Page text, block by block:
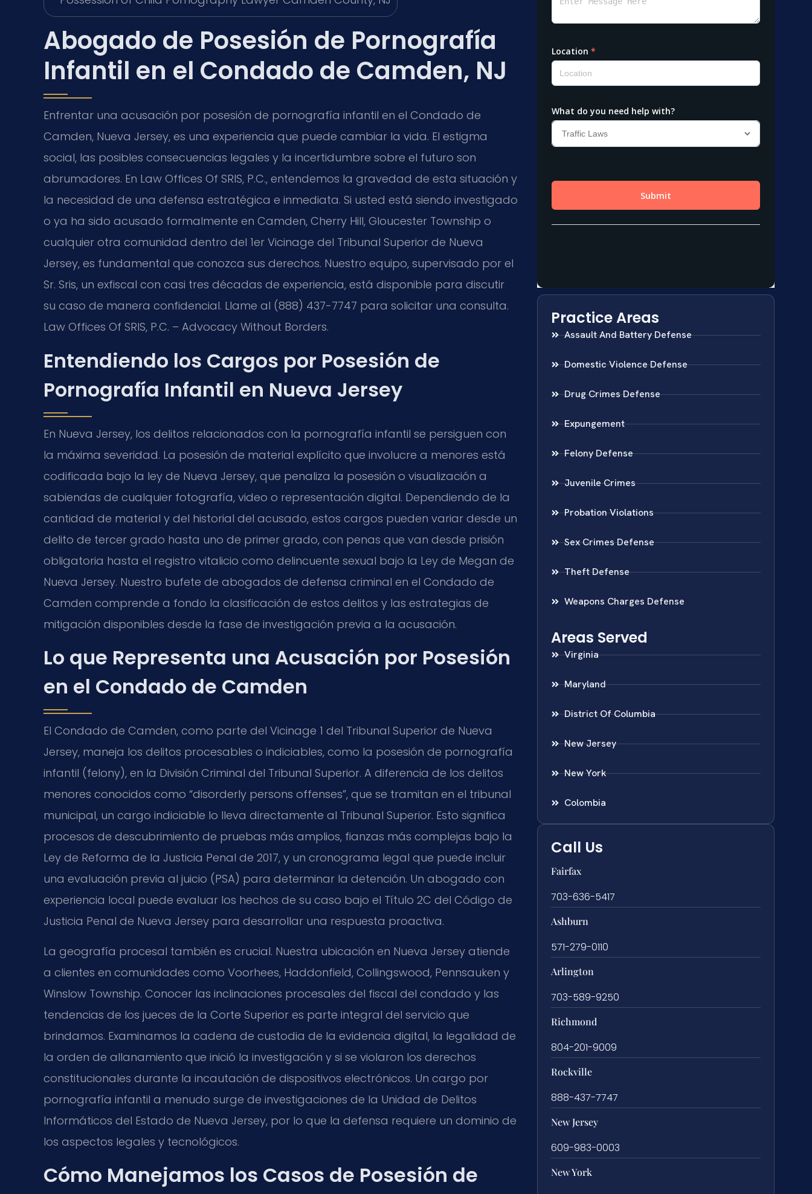
Abogado de Posesión de Pornografía
Infantil en el Condado de Camden, NJ
Enfrentar una acusación por posesión de pornografía infantil en el Condado de
Camden, Nueva Jersey, es una experiencia que puede cambiar la vida. El estigma
social, las posibles consecuencias legales y la incertidumbre sobre el futuro son
abrumadores. En Law Offices Of SRIS, P.C., entendemos la gravedad de esta situación y
la necesidad de una defensa estratégica e inmediata. Si usted está siendo investigado
o ya ha sido acusado formalmente en Camden, Cherry Hill, Gloucester Township o
cualquier otra comunidad dentro del 1er Vicinage del Tribunal Superior de Nueva
Jersey, es fundamental que conozca sus derechos. Nuestro equipo, supervisado por el
Sr. Sris, un exfiscal con casi tres décadas de experiencia, está disponible para discutir
su caso de manera confidencial. Llame al (888) 437-7747 para solicitar una consulta.
Law Offices Of SRIS, P.C. – Advocacy Without Borders.
Entendiendo los Cargos por Posesión de
Pornografía Infantil en Nueva Jersey
En Nueva Jersey, los delitos relacionados con la pornografía infantil se persiguen con
la máxima severidad. La posesión de material explícito que involucre a menores está
codificada bajo la ley de Nueva Jersey, que penaliza la posesión o visualización a
sabiendas de cualquier fotografía, video o representación digital. Dependiendo de la
cantidad de material y del historial del acusado, estos cargos pueden variar desde un
delito de tercer grado hasta uno de primer grado, con penas que van desde prisión
obligatoria hasta el registro vitalicio como delincuente sexual bajo la Ley de Megan de
Nueva Jersey. Nuestro bufete de abogados de defensa criminal en el Condado de
Camden comprende a fondo la clasificación de estos delitos y las estrategias de
mitigación disponibles desde la fase de investigación previa a la acusación.
Lo que Representa una Acusación por Posesión
en el Condado de Camden
El Condado de Camden, como parte del Vicinage 1 del Tribunal Superior de Nueva
Jersey, maneja los delitos procesables o indiciables, como la posesión de pornografía
infantil (felony), en la División Criminal del Tribunal Superior. A diferencia de los delitos
menores conocidos como “disorderly persons offenses”, que se tramitan en el tribunal
municipal, un cargo indiciable lo lleva directamente al Tribunal Superior. Esto significa
procesos de descubrimiento de pruebas más amplios, fianzas más complejas bajo la
Ley de Reforma de la Justicia Penal de 2017, y un cronograma legal que puede incluir
una evaluación previa al juicio (PSA) para determinar la detención. Un abogado con
experiencia local puede evaluar los hechos de su caso bajo el Título 2C del Código de
Justicia Penal de Nueva Jersey para desarrollar una respuesta proactiva.
La geografía procesal también es crucial. Nuestra ubicación en Nueva Jersey atiende
a clientes en comunidades como Voorhees, Haddonfield, Collingswood, Pennsauken y
Winslow Township. Conocer las inclinaciones procesales del fiscal del condado y las
tendencias de los jueces de la Corte Superior es parte integral del servicio que
brindamos. Examinamos la cadena de custodia de la evidencia digital, la legalidad de
la orden de allanamiento que inició la investigación y si se violaron los derechos
constitucionales durante la incautación de dispositivos electrónicos. Un cargo por
pornografía infantil a menudo surge de investigaciones de la Unidad de Delitos
Informáticos del Estado de Nueva Jersey, por lo que la defensa requiere un dominio de
los aspectos legales y tecnológicos.
Cómo Manejamos los Casos de Posesión de
Practice Areas
Assault And Battery Defense
Domestic Violence Defense
Drug Crimes Defense
Expungement
Felony Defense
Juvenile Crimes
Probation Violations
Sex Crimes Defense
Theft Defense
Weapons Charges Defense
Areas Served
Virginia
Maryland
District Of Columbia
New Jersey
New York
Colombia
Call Us
Fairfax
703-636-5417
Ashburn
571-279-0110
Arlington
703-589-9250
Richmond
804-201-9009
Rockville
888-437-7747
New Jersey
609-983-0003
New York